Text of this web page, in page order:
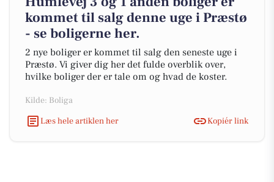
kommet til salg denne uge i Præstø
- se boligerne her.
2 nye boliger er kommet til salg den seneste uge i
Præstø. Vi giver dig her det fulde overblik over,
hvilke boliger der er tale om og hvad de koster.
Kilde: Boliga
Læs hele artiklen her
Kopiér link